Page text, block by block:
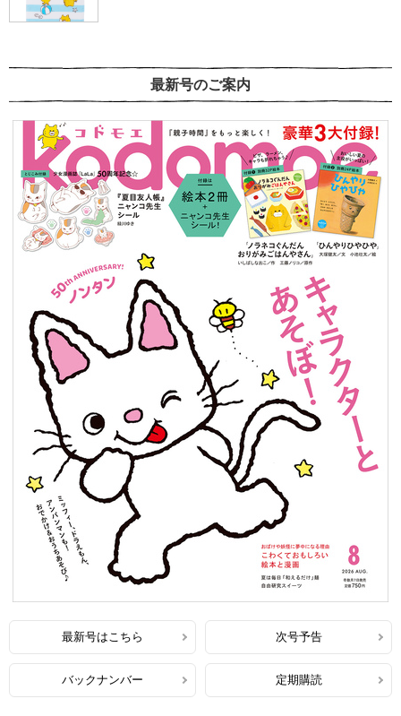
最新号のご案内
最新号はこちら 次号予告
バックナンバー 定期購読